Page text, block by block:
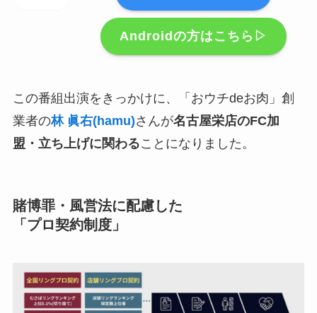
Androidの方はこちら▷
この番組出演をきっかけに、「おウチdeお肉」創
業者の林 眞右(hamu)さんが名古屋栄店のFC加
盟・立ち上げに関わることになりました。
賭博罪・風営法に配慮した
「プロ契約制度」